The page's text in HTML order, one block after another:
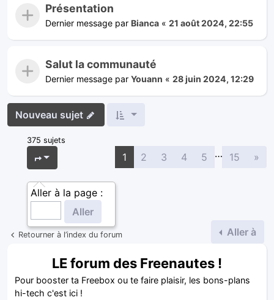
Présentation
Dernier message par Bianca « 21 août 2024, 22:55
Salut la communauté
Dernier message par Youann « 28 juin 2024, 12:29
Nouveau sujet
375 sujets
Page
Aller à la page :
1 2 3 4 5 … 15 »
Retourner à l’index du forum Aller à
LE forum des Freenautes !
Pour booster ta Freebox ou te faire plaisir, les bons-plans
hi-tech c'est ici !